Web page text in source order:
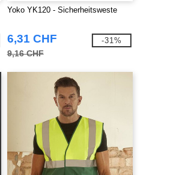
Yoko YK120 - Sicherheitsweste
6,31 CHF
9,16 CHF
-31%